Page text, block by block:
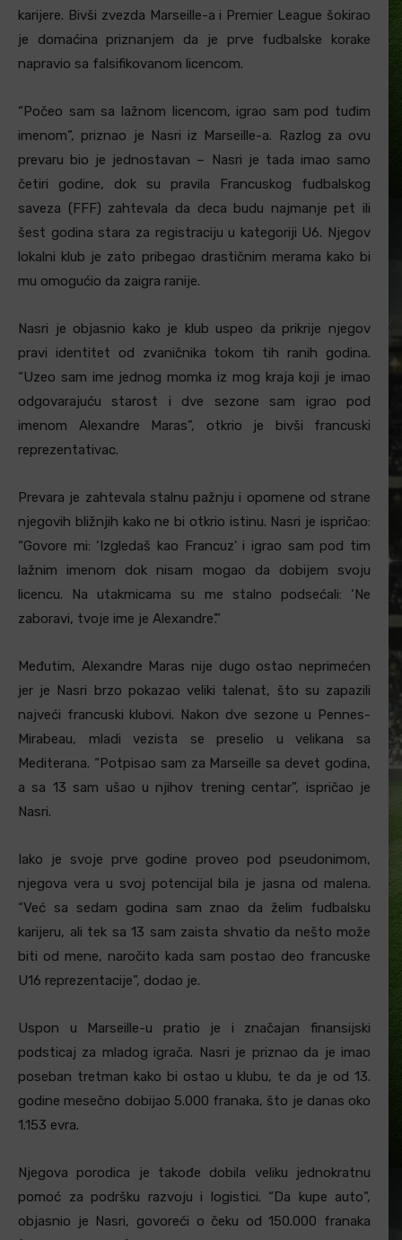
karijere. Bivši zvezda Marseille-a i Premier League šokirao
je domaćina priznanjem da je prve fudbalske korake
napravio sa falsifikovanom licencom.
“Počeo sam sa lažnom licencom, igrao sam pod tuđim
imenom”, priznao je Nasri iz Marseille-a. Razlog za ovu
prevaru bio je jednostavan – Nasri je tada imao samo
četiri godine, dok su pravila Francuskog fudbalskog
saveza (FFF) zahtevala da deca budu najmanje pet ili
šest godina stara za registraciju u kategoriji U6. Njegov
lokalni klub je zato pribegao drastičnim merama kako bi
mu omogućio da zaigra ranije.
Nasri je objasnio kako je klub uspeo da prikrije njegov
pravi identitet od zvaničnika tokom tih ranih godina.
“Uzeo sam ime jednog momka iz mog kraja koji je imao
odgovarajuću starost i dve sezone sam igrao pod
imenom Alexandre Maras”, otkrio je bivši francuski
reprezentativac.
Prevara je zahtevala stalnu pažnju i opomene od strane
njegovih bližnjih kako ne bi otkrio istinu. Nasri je ispričao:
“Govore mi: ‘Izgledaš kao Francuz’ i igrao sam pod tim
lažnim imenom dok nisam mogao da dobijem svoju
licencu. Na utakmicama su me stalno podsećali: ‘Ne
zaboravi, tvoje ime je Alexandre’.”
Međutim, Alexandre Maras nije dugo ostao neprimećen
jer je Nasri brzo pokazao veliki talenat, što su zapazili
najveći francuski klubovi. Nakon dve sezone u Pennes-
Mirabeau, mladi vezista se preselio u velikana sa
Mediterana. “Potpisao sam za Marseille sa devet godina,
a sa 13 sam ušao u njihov trening centar”, ispričao je
Nasri.
Iako je svoje prve godine proveo pod pseudonimom,
njegova vera u svoj potencijal bila je jasna od malena.
“Već sa sedam godina sam znao da želim fudbalsku
karijeru, ali tek sa 13 sam zaista shvatio da nešto može
biti od mene, naročito kada sam postao deo francuske
U16 reprezentacije”, dodao je.
Uspon u Marseille-u pratio je i značajan finansijski
podsticaj za mladog igrača. Nasri je priznao da je imao
poseban tretman kako bi ostao u klubu, te da je od 13.
godine mesečno dobijao 5.000 franaka, što je danas oko
1.153 evra.
Njegova porodica je takođe dobila veliku jednokratnu
pomoć za podršku razvoju i logistici. “Da kupe auto”,
objasnio je Nasri, govoreći o čeku od 150.000 franaka